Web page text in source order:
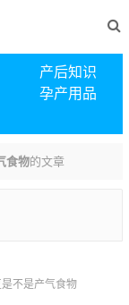
产后知识
孕产用品
食物的文章
不是产气食物